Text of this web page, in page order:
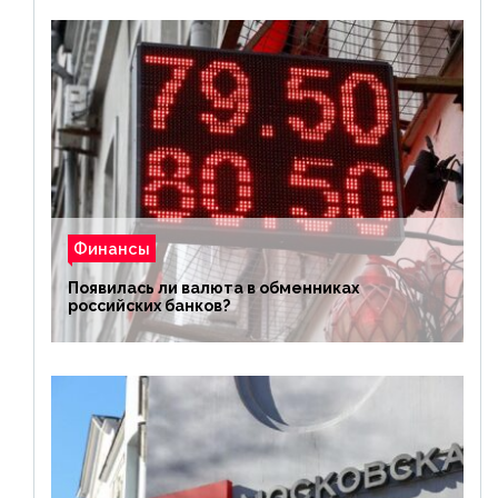
Финансы
Появилась ли валюта в обменниках
российских банков?